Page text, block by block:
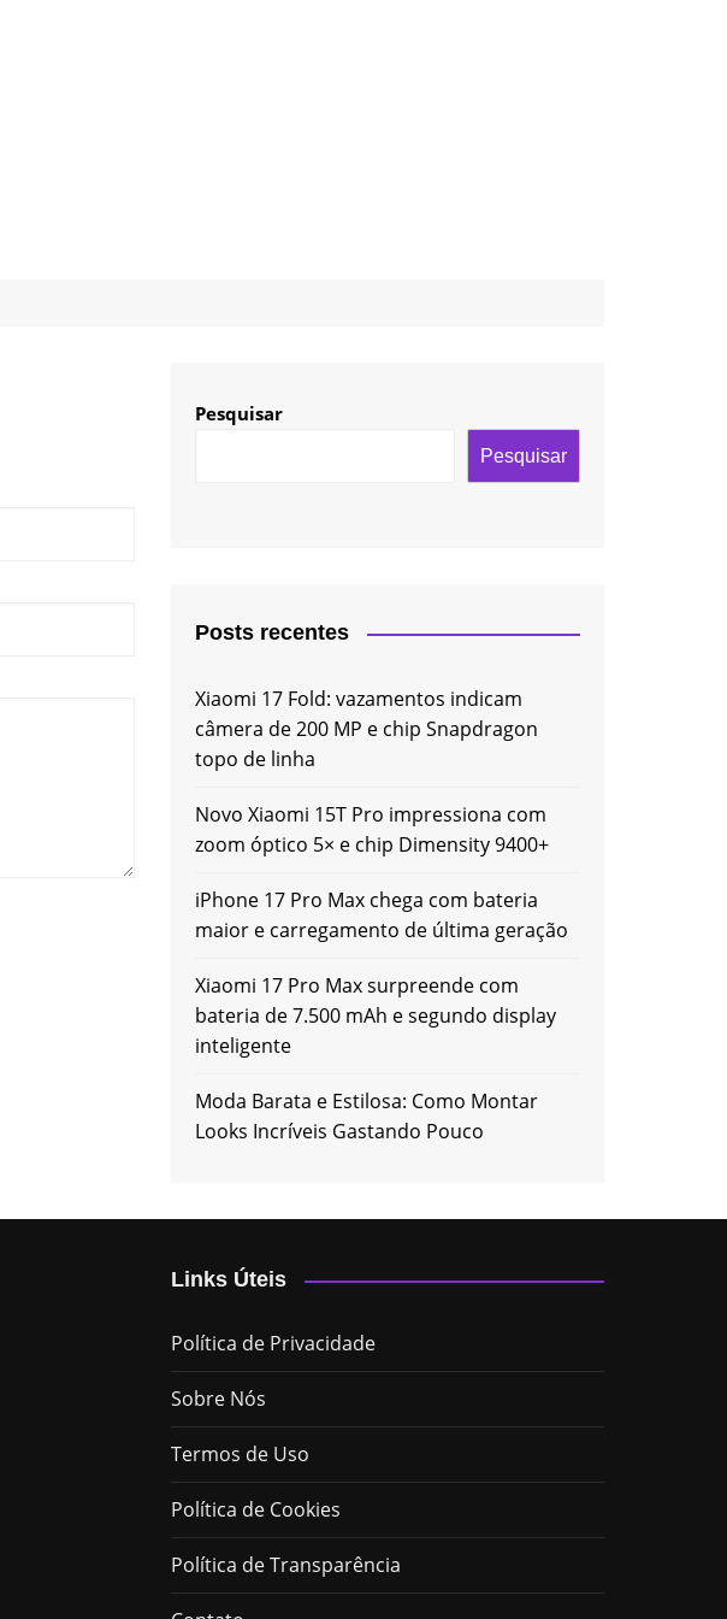
Pesquisar
Pesquisar
Posts recentes
Xiaomi 17 Fold: vazamentos indicam
câmera de 200 MP e chip Snapdragon
topo de linha
Novo Xiaomi 15T Pro impressiona com
zoom óptico 5× e chip Dimensity 9400+
iPhone 17 Pro Max chega com bateria
maior e carregamento de última geração
Xiaomi 17 Pro Max surpreende com
bateria de 7.500 mAh e segundo display
inteligente
Moda Barata e Estilosa: Como Montar
Looks Incríveis Gastando Pouco
Links Úteis
Política de Privacidade
Sobre Nós
Termos de Uso
Política de Cookies
Política de Transparência